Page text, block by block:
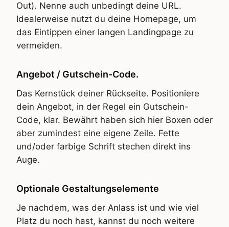
Out). Nenne auch unbedingt deine URL.
Idealerweise nutzt du deine Homepage, um
das Eintippen einer langen Landingpage zu
vermeiden.
Angebot / Gutschein-Code.
Das Kernstück deiner Rückseite. Positioniere
dein Angebot, in der Regel ein Gutschein-
Code, klar. Bewährt haben sich hier Boxen oder
aber zumindest eine eigene Zeile. Fette
und/oder farbige Schrift stechen direkt ins
Auge.
Optionale Gestaltungselemente
Je nachdem, was der Anlass ist und wie viel
Platz du noch hast, kannst du noch weitere